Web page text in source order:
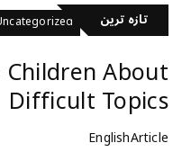
تازہ ترینUncategorized
About
Difficult Topics
EnglishArticle